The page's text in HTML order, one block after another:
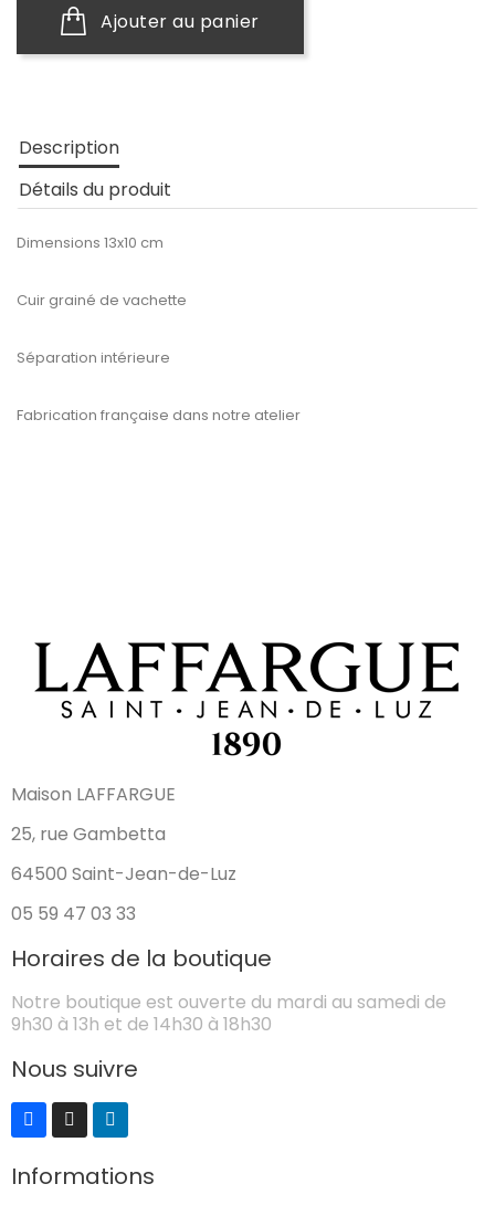
Ajouter au panier
Description
Détails du produit
Dimensions 13x10 cm
Cuir grainé de vachette
Séparation intérieure
Fabrication française dans notre atelier
Maison LAFFARGUE
25, rue Gambetta
64500 Saint-Jean-de-Luz
05 59 47 03 33
Horaires de la boutique
Notre boutique est ouverte du mardi au samedi de
9h30 à 13h et de 14h30 à 18h30
Nous suivre
Informations